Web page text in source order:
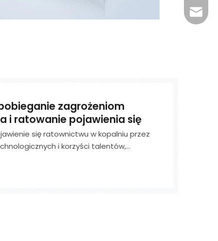
zagrożeniom
i ratowanie pojawienia się
się ratownictwu w kopalniu przez
i korzyści talentów,
wykrywanie zagrożenia wodą,
+86-